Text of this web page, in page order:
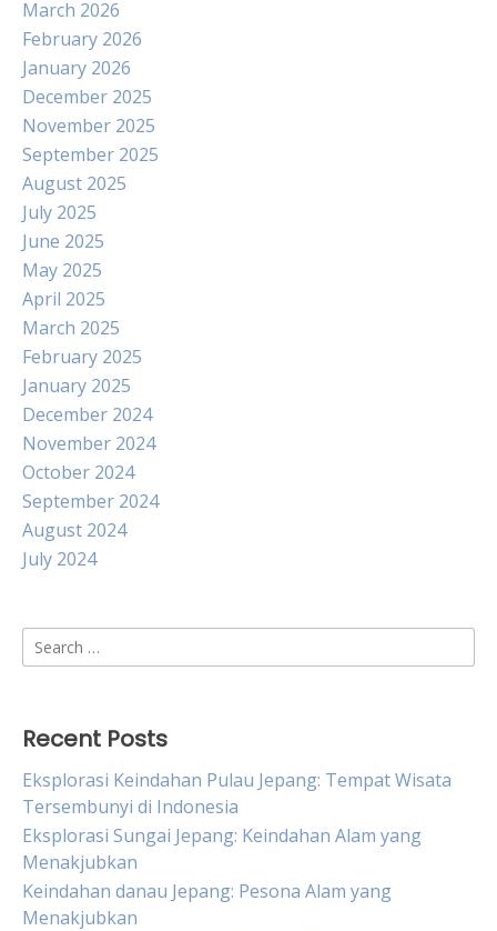
March 2026
February 2026
January 2026
December 2025
November 2025
September 2025
August 2025
July 2025
June 2025
May 2025
April 2025
March 2025
February 2025
January 2025
December 2024
November 2024
October 2024
September 2024
August 2024
July 2024
Search
for:
Recent Posts
Eksplorasi Keindahan Pulau Jepang: Tempat Wisata
Tersembunyi di Indonesia
Eksplorasi Sungai Jepang: Keindahan Alam yang
Menakjubkan
Keindahan danau Jepang: Pesona Alam yang
Menakjubkan